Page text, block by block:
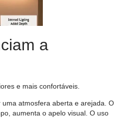
a
e mais confortáveis.
atmosfera aberta e arejada. O
aumenta o apelo visual. O uso